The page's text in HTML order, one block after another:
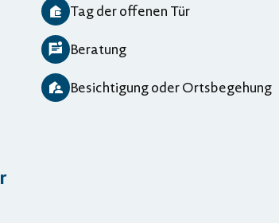
Tag der offenen Tür
Beratung
Besichtigung oder Ortsbegehung